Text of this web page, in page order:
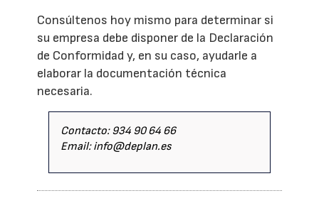
Consúltenos hoy mismo para determinar si
su empresa debe disponer de la Declaración
de Conformidad y, en su caso, ayudarle a
elaborar la documentación técnica
necesaria.
Contacto: 934 90 64 66
Email: info@deplan.es